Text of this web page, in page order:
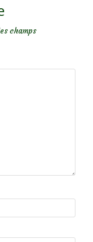
champs